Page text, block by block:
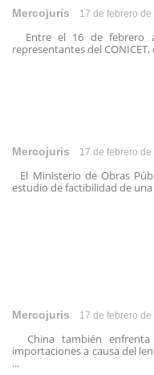
Mercojuris 17 de febrero de
Entre el 16 de febrero
representantes del CONICET,
Mercojuris 17 de febrero de
El Ministerio de Obras
estudio de factibilidad de
Mercojuris 17 de febrero de
China también
importaciones a causa del
...